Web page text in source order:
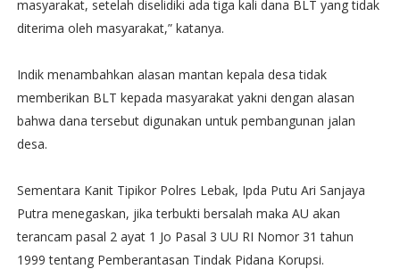
masyarakat, setelah diselidiki ada tiga kali dana BLT yang tidak
diterima oleh masyarakat,” katanya.
Indik menambahkan alasan mantan kepala desa tidak
memberikan BLT kepada masyarakat yakni dengan alasan
bahwa dana tersebut digunakan untuk pembangunan jalan
desa.
Sementara Kanit Tipikor Polres Lebak, Ipda Putu Ari Sanjaya
Putra menegaskan, jika terbukti bersalah maka AU akan
terancam pasal 2 ayat 1 Jo Pasal 3 UU RI Nomor 31 tahun
1999 tentang Pemberantasan Tindak Pidana Korupsi.